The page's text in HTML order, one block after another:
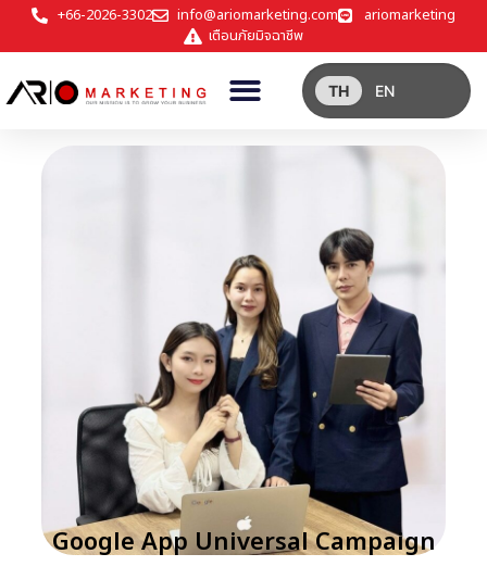
+66-2026-3302 info@ariomarketing.com
ariomarketing
เตือนภัยมิจฉาชีพ
TH EN
Google App Universal Campaign